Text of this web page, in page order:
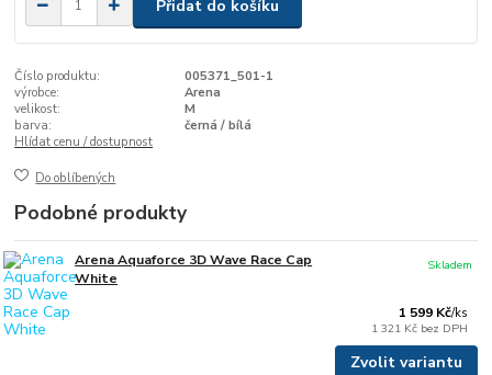
Přidat do košíku
Číslo produktu:
005371_501-1
výrobce:
Arena
velikost:
M
barva:
černá / bílá
Hlídat cenu / dostupnost
Do oblíbených
Podobné produkty
Arena Aquaforce 3D Wave Race Cap
White
1 599 Kč/ks
1 321 Kč bez DPH
Skladem
Zvolit variantu